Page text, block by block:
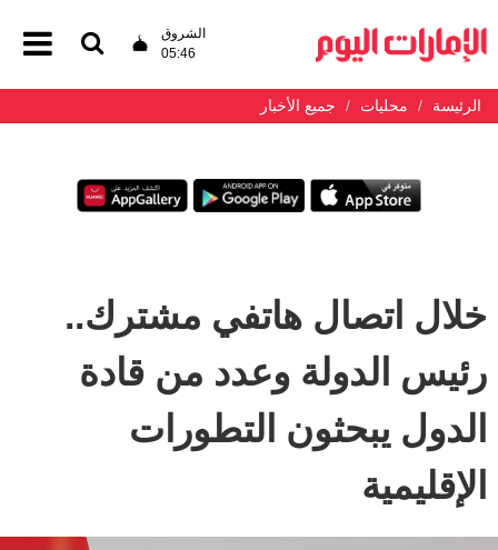
الشروق
05:46
الرئيسة محليات جميع الأخبار
خلال اتصال هاتفي مشترك..
رئيس الدولة وعدد من قادة
الدول يبحثون التطورات
الإقليمية